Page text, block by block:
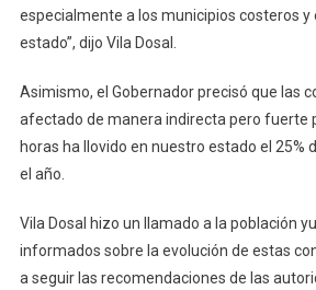
especialmente a los municipios costeros y
estado”, dijo Vila Dosal.
Asimismo, el Gobernador precisó que las
afectado de manera indirecta pero fuerte
horas ha llovido en nuestro estado el 25%
el año.
Vila Dosal hizo un llamado a la población
informados sobre la evolución de estas
a seguir las recomendaciones de las